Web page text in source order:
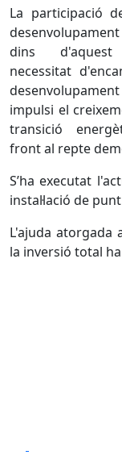
La participació
dins
necessitat
impulsi el
transició
front al repte
S’ha executat
instal·lació de
L'ajuda atorgada
la inversió total